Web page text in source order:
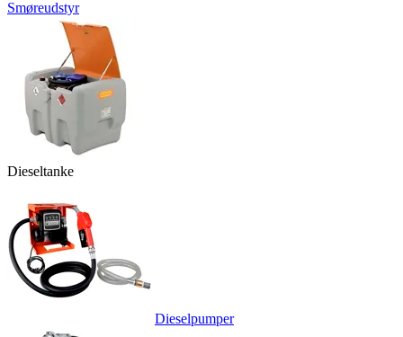
Smøreudstyr
Dieseltanke
Dieselpumper